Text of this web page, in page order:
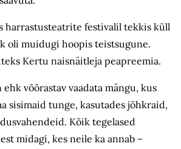
harrastusteatrite festivalil tekkis küll
oli muidugi hoopis teistsugune.
Kertu naisnäitleja peapreemia.
ehk võõrastav vaadata mängu, kus
sisimaid tunge, kasutades jõhkraid,
Kõik tegelased
midagi, kes neile ka annab –